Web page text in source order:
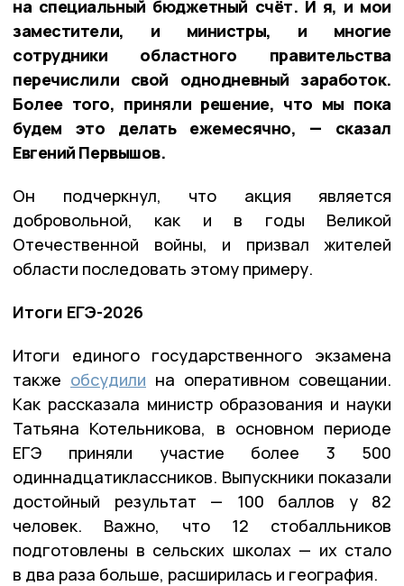
на специальный бюджетный счёт. И я, и мои
заместители, и министры, и многие
сотрудники областного правительства
перечислили свой однодневный заработок.
Более того, приняли решение, что мы пока
будем это делать ежемесячно, — сказал
Евгений Первышов.
Он подчеркнул, что акция является
добровольной, как и в годы Великой
Отечественной войны, и призвал жителей
области последовать этому примеру.
Итоги ЕГЭ-2026
Итоги единого государственного экзамена
также обсудили на оперативном совещании.
Как рассказала министр образования и науки
Татьяна Котельникова, в основном периоде
ЕГЭ приняли участие более 3 500
одиннадцатиклассников. Выпускники показали
достойный результат — 100 баллов у 82
человек. Важно, что 12 стобалльников
подготовлены в сельских школах — их стало
в два раза больше, расширилась и география.